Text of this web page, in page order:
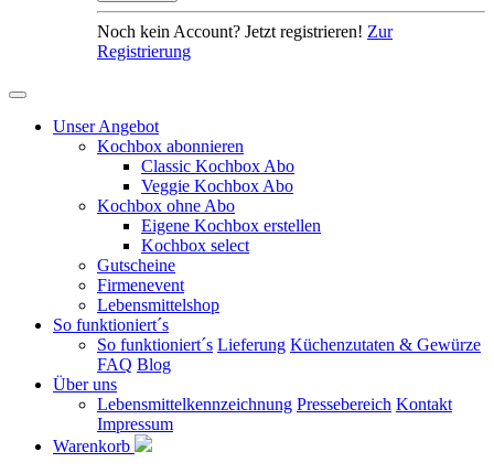
Noch kein Account? Jetzt registrieren! Zur
Registrierung
Unser Angebot
Kochbox abonnieren
Classic Kochbox Abo
Veggie Kochbox Abo
Kochbox ohne Abo
Eigene Kochbox erstellen
Kochbox select
Gutscheine
Firmenevent
Lebensmittelshop
So funktioniert´s
So funktioniert´s Lieferung Küchenzutaten & Gewürze
FAQ Blog
Über uns
Lebensmittelkennzeichnung Pressebereich Kontakt
Impressum
Warenkorb